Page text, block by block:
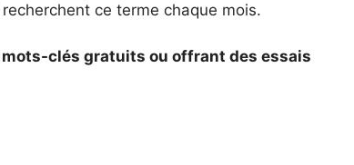
ce terme chaque mois.
clés gratuits ou offrant des essais